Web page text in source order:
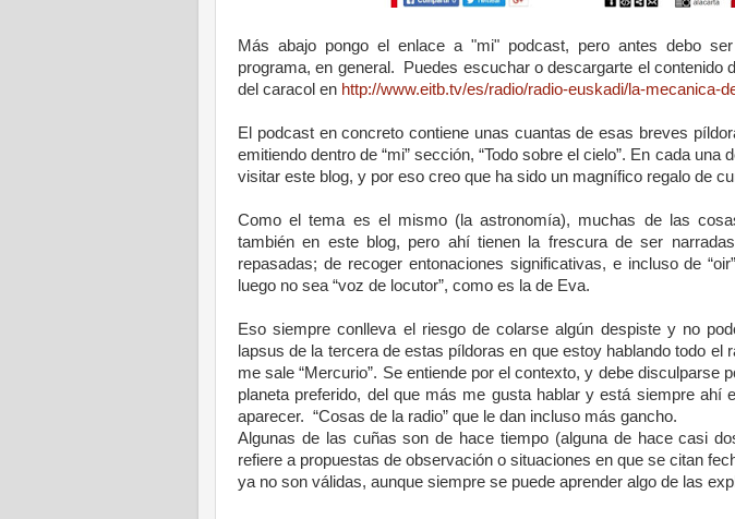
Más abajo pongo el enlace a "mi" podcast, pero antes debo
programa, en general.
Puedes escuchar o descargarte el contenido
del caracol en http://www.eitb.tv/es/radio/radio-euskadi/la-mecanica-
El podcast en concreto contiene unas cuantas de esas breves
emitiendo dentro de “mi” sección, “Todo sobre el cielo”. En cada una
visitar este blog, y por eso creo que ha sido un magnífico regalo de
Como el tema es el mismo (la astronomía), muchas de las
también en este blog, pero ahí tienen la frescura de ser
repasadas; de recoger entonaciones significativas, e incluso de
luego no sea “voz de locutor”, como es la de Eva.
Eso siempre conlleva el riesgo de colarse algún despiste y no
lapsus de la tercera de estas píldoras en que estoy hablando todo el
me sale “Mercurio”. Se entiende por el contexto, y debe disculparse
planeta preferido, del que más me gusta hablar y está siempre ahí
aparecer. “Cosas de la radio” que le dan incluso más gancho.
Algunas de las cuñas son de hace tiempo (alguna de hace casi
refiere a propuestas de observación o situaciones en que se citan
ya no son válidas, aunque siempre se puede aprender algo de las